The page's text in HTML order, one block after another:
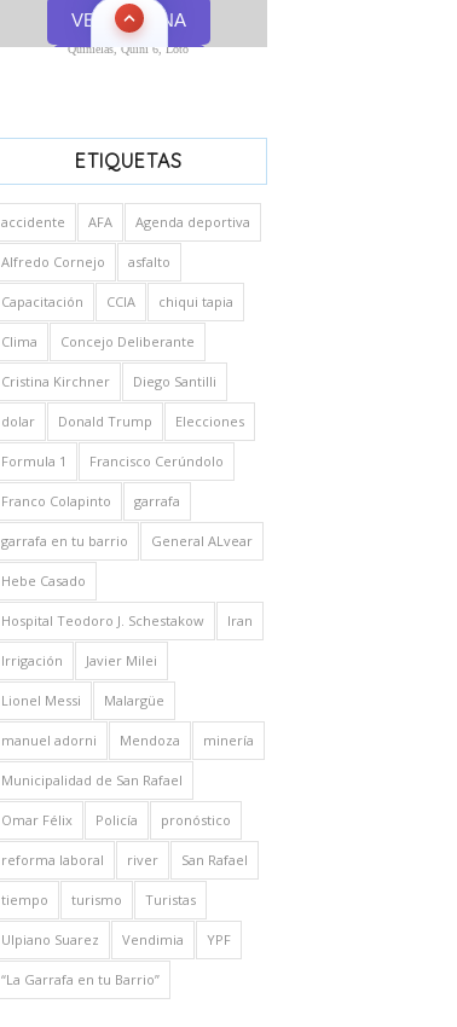
Quinielas, Quini 6, Loto
ETIQUETAS
accidente AFA Agenda deportiva
Alfredo Cornejo asfalto
Capacitación CCIA chiqui tapia
Clima Concejo Deliberante
Cristina Kirchner Diego Santilli
dolar Donald Trump Elecciones
Formula 1 Francisco Cerúndolo
Franco Colapinto garrafa
garrafa en tu barrio General ALvear
Hebe Casado
Hospital Teodoro J. Schestakow Iran
Irrigación Javier Milei
Lionel Messi Malargüe
manuel adorni Mendoza minería
Municipalidad de San Rafael
Omar Félix Policía pronóstico
reforma laboral river San Rafael
tiempo turismo Turistas
Ulpiano Suarez Vendimia YPF
“La Garrafa en tu Barrio”